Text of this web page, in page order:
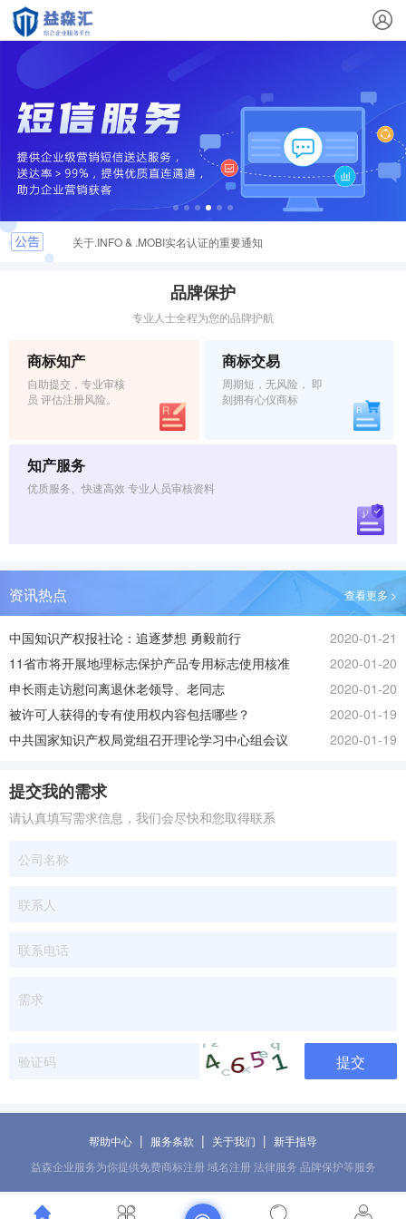
这些logo背后竟有这样的含义？
最新商标文件送达公告
恭喜您取得商标注册证书，请及时领取
关于.INFO & .MOBI实名认证的重要通知
弘扬社会正能量，杜绝域名不良应用倡议
品牌保护
专业人士全程为您的品牌护航
商标知产
自助提交，专业审核
员 评估注册风险。
商标交易
周期短，无风险， 即
刻拥有心仪商标
知产服务
优质服务、快速高效 专业人员审核资料
资讯热点 查看更多 >
中国知识产权报社论：追逐梦想 勇毅前行
2020-01-21
11省市将开展地理标志保护产品专用标志使用核准
改革试点工作
2020-01-20
申长雨走访慰问离退休老领导、老同志
2020-01-20
被许可人获得的专有使用权内容包括哪些？
2020-01-19
中共国家知识产权局党组召开理论学习中心组会议
要讲话精神
2020-01-19
提交我的需求
请认真填写需求信息，我们会尽快和您取得联系
提交
帮助中心 | 服务条款 | 关于我们 | 新手指导
益森企业服务为你提供免费商标注册 域名注册 法律服务 品牌保护等服务